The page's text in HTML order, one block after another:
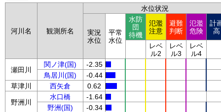
河川名 観測所名
水位状況
実況
水位
平常
水位
水防
団
待機
氾濫
注意
避難
判断
氾濫
危険
計
高
レベ
ル2
レベ
ル3
レベ
ル4
瀬田川
関ノ津(国)
-2.35
鳥居川(国)
-0.44
草津川
西矢倉 0.62
野洲川
水口橋
-1.64
野洲(国)
-0.34